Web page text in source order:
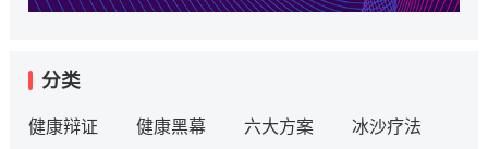
分类
健康辩证 健康黑幕 六大方案 冰沙疗法